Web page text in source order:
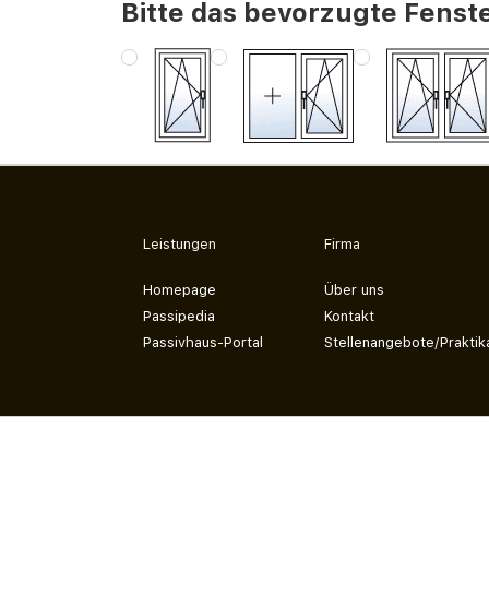
Bitte das bevorzugte
Leistungen
Homepage
Passipedia
Passivhaus-Portal
Firma
Über uns
Kontakt
Stellenangebote/